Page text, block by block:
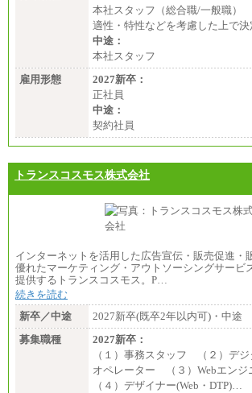
本社スタッフ（総合職/一般職
適性・特性などを考慮した上で決
中途：
本社スタッフ
雇用形態
2027新卒：
正社員
中途：
契約社員
トランスコスモス株式会社
インターネットを活用した広告宣伝・販売促進・
優れたマーケティング・アウトソーシングサービ
提供するトランスコスモス。P…
続きを読む
新卒／中途
2027新卒(既卒2年以内可)・中途
募集職種
2027新卒：
（１）事務スタッフ （２）デジ
オペレーター （３）Webエン
（４）デザイナー(Web・DTP)…